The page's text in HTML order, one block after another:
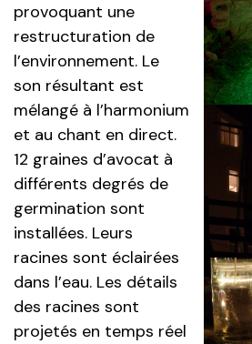
provoquant une
restructuration de
l’environnement. Le
son résultant est
mélangé à l’harmonium
et au chant en direct.
12 graines d’avocat à
différents degrés de
germination sont
installées. Leurs
racines sont éclairées
dans l’eau. Les détails
des racines sont
projetés en temps réel